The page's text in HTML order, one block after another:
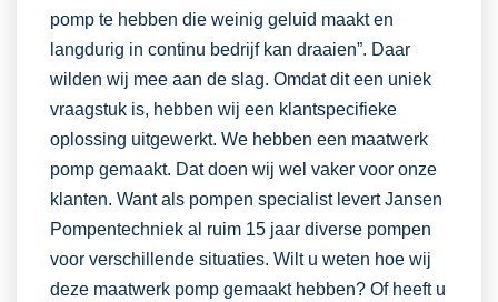
pomp te hebben die weinig geluid maakt en
langdurig in continu bedrijf kan draaien”. Daar
wilden wij mee aan de slag. Omdat dit een uniek
vraagstuk is, hebben wij een klantspecifieke
oplossing uitgewerkt. We hebben een maatwerk
pomp gemaakt. Dat doen wij wel vaker voor onze
klanten. Want als pompen specialist levert Jansen
Pompentechniek al ruim 15 jaar diverse pompen
voor verschillende situaties. Wilt u weten hoe wij
deze maatwerk pomp gemaakt hebben? Of heeft u